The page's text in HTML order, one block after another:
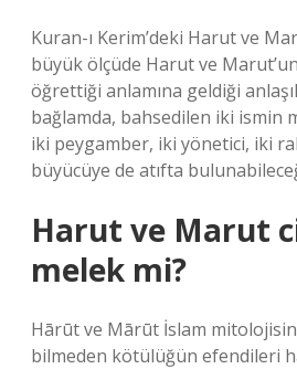
Kuran-ı Kerim’deki Harut ve
büyük ölçüde Harut ve
öğrettiği anlamına geldiği
bağlamda, bahsedilen iki ismin
iki peygamber, iki yönetici, iki
büyücüye de atıfta
Harut ve Marut
melek mi?
Hārūt ve Mārūt İslam
bilmeden kötülüğün efendileri